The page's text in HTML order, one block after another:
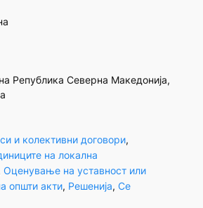
Република Северна Македонија,
и колективни договори
на локална
Оценување на уставност или
општи акти, Решенија, Се